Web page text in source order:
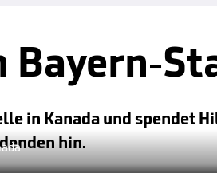
Bayern-
in Kanada und spendet
hin.